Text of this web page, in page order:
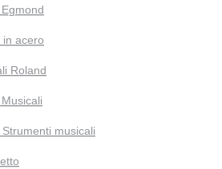
in acero
Roland
musicali